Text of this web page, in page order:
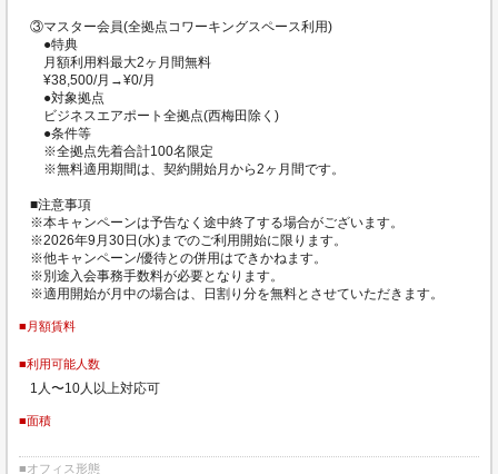
③マスター会員(全拠点コワーキングスペース利用)
●特典
月額利用料最大2ヶ月間無料
¥38,500/月→¥0/月
●対象拠点
ビジネスエアポート全拠点(西梅田除く)
●条件等
※全拠点先着合計100名限定
※無料適用期間は、契約開始月から2ヶ月間です。
■注意事項
※本キャンペーンは予告なく途中終了する場合がございます。
※2026年9月30日(水)までのご利用開始に限ります。
※他キャンペーン/優待との併用はできかねます。
※別途入会事務手数料が必要となります。
※適用開始が月中の場合は、日割り分を無料とさせていただきます。
■月額賃料
■利用可能人数
1人〜10人以上対応可
■面積
■オフィス形態